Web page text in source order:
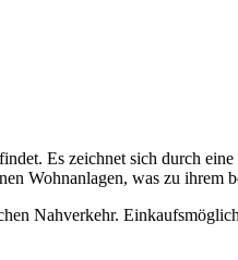
Es zeichnet sich durch
Wohnanlagen, was zu ihrem
Nahverkehr.